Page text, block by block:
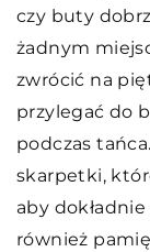
czy buty
żadnym
zwrócić na
przylegać do
podczas
skarpetki,
aby
również